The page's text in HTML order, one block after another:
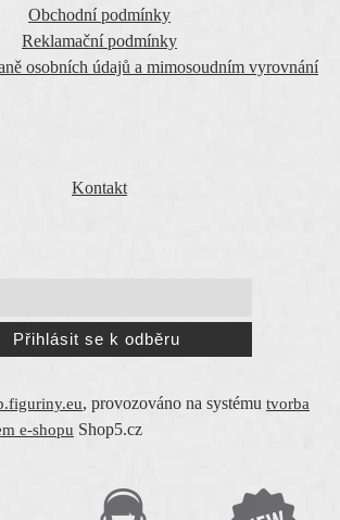
Obchodní podmínky
Reklamační podmínky
osobních údajů a mimosoudním vyrovnání
Kontakt
, provozováno na systému tvorba
e-shopu Shop5.cz